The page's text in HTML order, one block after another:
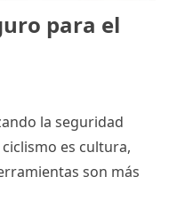
para el
la seguridad
es cultura,
son más